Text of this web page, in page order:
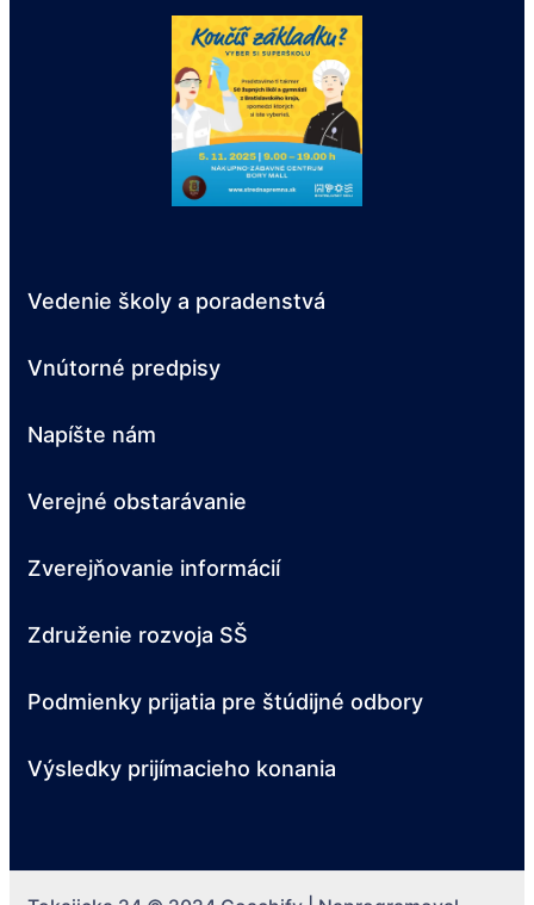
Vedenie školy a poradenstvá
Vnútorné predpisy
Napíšte nám
Verejné obstarávanie
Zverejňovanie informácií
Združenie rozvoja SŠ
Podmienky prijatia pre štúdijné odbory
Výsledky prijímacieho konania